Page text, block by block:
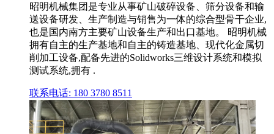
昭明机械集团是专业从事矿山破碎设备、筛分设备和输
送设备研发、生产制造与销售为一体的综合型骨干企业,
也是国内南方主要矿山设备生产和出口基地。 昭明机械
拥有自主的生产基地和自主的铸造基地、现代化金属切
削加工设备,配备先进的Solidworks三维设计系统和模拟
测试系统,拥有 .
联系电话: 180 3780 8511